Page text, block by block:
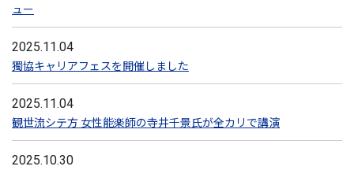
ュー
2025.11.04
獨協キャリアフェスを開催しました
2025.11.04
観世流シテ方 女性能楽師の寺井千景氏が全カリで講演
2025.10.30